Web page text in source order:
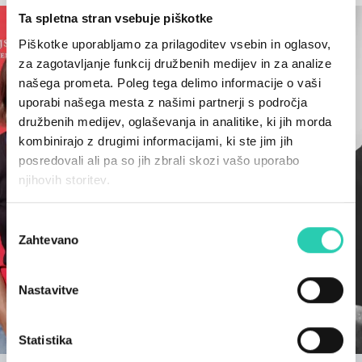
Ta spletna stran vsebuje piškotke
Piškotke uporabljamo za prilagoditev vsebin in oglasov,
za zagotavljanje funkcij družbenih medijev in za analize
našega prometa. Poleg tega delimo informacije o vaši
uporabi našega mesta z našimi partnerji s področja
družbenih medijev, oglaševanja in analitike, ki jih morda
kombinirajo z drugimi informacijami, ki ste jim jih
posredovali ali pa so jih zbrali skozi vašo uporabo
njihovih storitev.
soglasja
Zahtevano
Nastavitve
Statistika